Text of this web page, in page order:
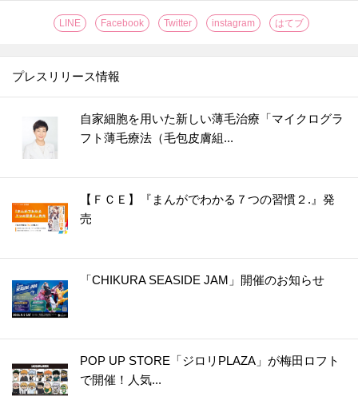
LINE Facebook Twitter instagram はてブ
プレスリリース情報
自家細胞を用いた新しい薄毛治療「マイクログラ
フト薄毛療法（毛包皮膚組...
【ＦＣＥ】『まんがでわかる７つの習慣２.』発
売
「CHIKURA SEASIDE JAM」開催のお知らせ
POP UP STORE「ジロリPLAZA」が梅田ロフト
で開催！人気...